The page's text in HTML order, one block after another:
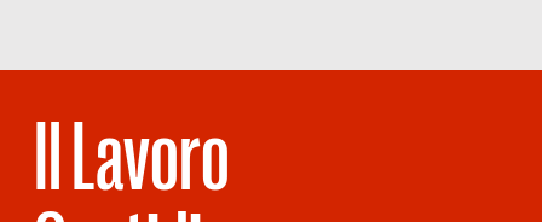
Il Lavoro